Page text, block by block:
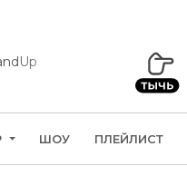
ШОУ ПЛЕЙЛИСТ